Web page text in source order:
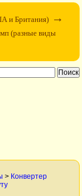
и Британия) →
(разные виды
> Конвертер